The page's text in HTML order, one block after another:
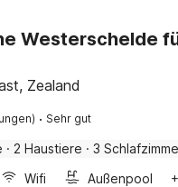
Westerschelde
Zealand
· Sehr gut
· 2 Haustiere · 3
Wifi Außenpool